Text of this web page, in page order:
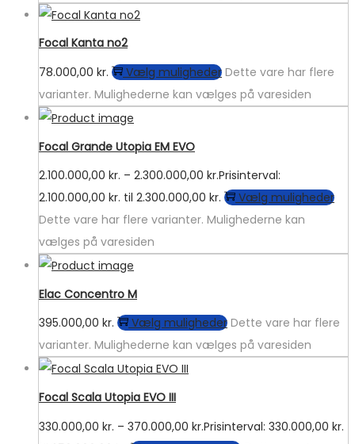
Focal Kanta no2
78.000,00 kr. Vælg muligheder Dette vare har flere
varianter. Mulighederne kan vælges på varesiden
Focal Grande Utopia EM EVO
2.100.000,00 kr. – 2.300.000,00 kr.Prisinterval:
2.100.000,00 kr. til 2.300.000,00 kr.
Vælg muligheder
Dette vare har flere varianter. Mulighederne kan
vælges på varesiden
Elac Concentro M
395.000,00 kr. Vælg muligheder Dette vare har flere
varianter. Mulighederne kan vælges på varesiden
Focal Scala Utopia EVO III
330.000,00 kr. – 370.000,00 kr.Prisinterval: 330.000,00 kr.